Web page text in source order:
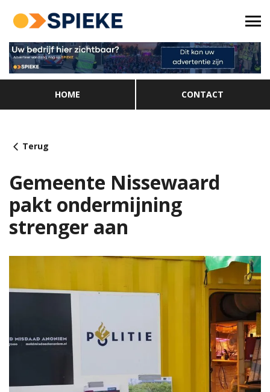
HOME CONTACT
Terug
Gemeente Nissewaard
pakt ondermijning
strenger aan